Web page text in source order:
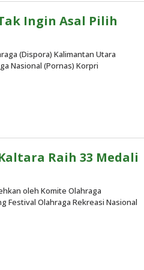
Ingin Asal Pilih
(Dispora) Kalimantan Utara
Nasional (Pornas) Korpri
Raih 33 Medali
oleh Komite Olahraga
Festival Olahraga Rekreasi Nasional